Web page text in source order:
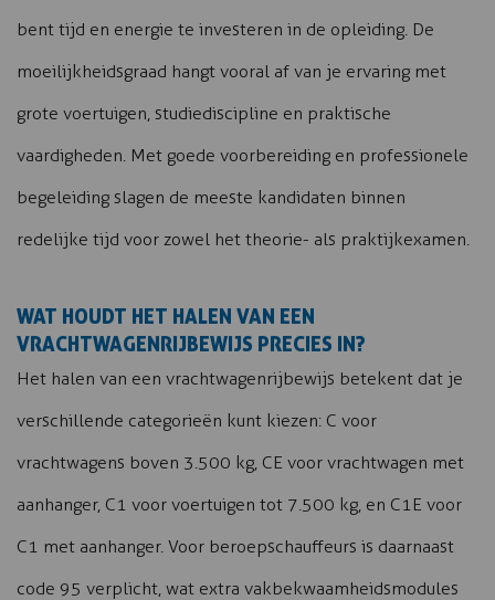
bent tijd en energie te investeren in de opleiding. De
moeilijkheidsgraad hangt vooral af van je ervaring met
grote voertuigen, studiediscipline en praktische
vaardigheden. Met goede voorbereiding en professionele
begeleiding slagen de meeste kandidaten binnen
redelijke tijd voor zowel het theorie- als praktijkexamen.
WAT HOUDT HET HALEN VAN EEN
VRACHTWAGENRIJBEWIJS PRECIES IN?
Het halen van een vrachtwagenrijbewijs betekent dat je
verschillende categorieën kunt kiezen: C voor
vrachtwagens boven 3.500 kg, CE voor vrachtwagen met
aanhanger, C1 voor voertuigen tot 7.500 kg, en C1E voor
C1 met aanhanger. Voor beroepschauffeurs is daarnaast
code 95 verplicht, wat extra vakbekwaamheidsmodules